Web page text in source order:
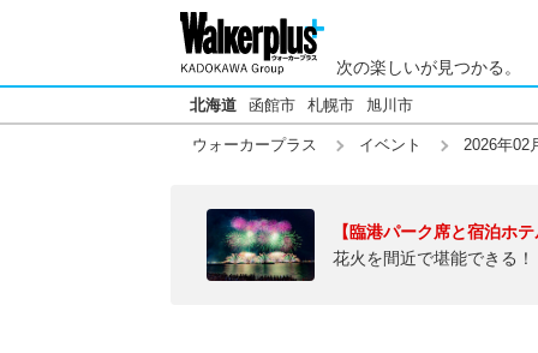
次の楽しいが見つかる。
北海道 函館市 札幌市 旭川市
ウォーカープラス イベント 2026年02
【臨港パーク席と宿泊ホ
花火を間近で堪能できる